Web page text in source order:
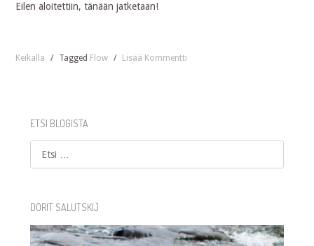
Eilen aloitettiin, tänään jatketaan!
Keikalla / Tagged Flow / Lisää Kommentti
ETSI BLOGISTA
Etsi
DORIT SALUTSKIJ